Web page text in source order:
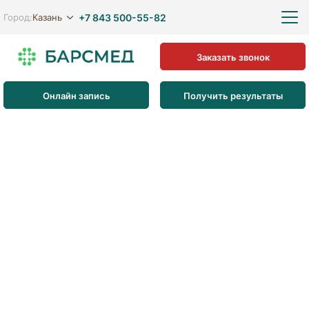
Город:Казань +7 843 500-55-82
Онлайн запись Получить результаты
Заказать звонок